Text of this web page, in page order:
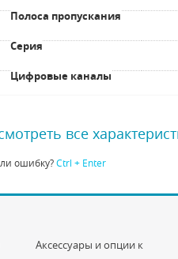
Полоса пропускания
Серия
Цифровые каналы
все
ошибку?Ctrl + Enter
Аксессуары и опции к